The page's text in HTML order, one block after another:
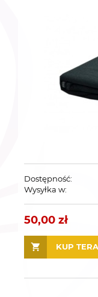
Dostępność:
Wysyłka w:
50,00 zł
KUP